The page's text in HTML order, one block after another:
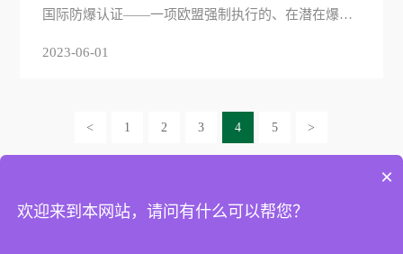
国际防爆认证——一项欧盟强制执行的、在潜在爆炸
VZSB系列工业吸尘器及隔爆阀后，又一品类产品获得
2023-06-01
< 1 2 3 4 5 >
版权所有 © 2023 东莞汇乐技术股份有限公司 | www.villo.cn | 备案
×
欢迎来到本网站，请问有什么可以帮您？